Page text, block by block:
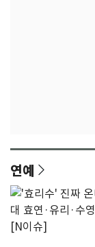
연예